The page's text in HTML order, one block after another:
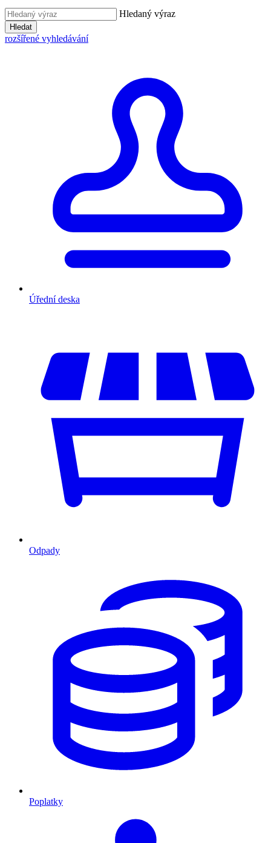
Hledaný výraz
Hledat
rozšířené vyhledávání
Úřední deska
Odpady
Poplatky